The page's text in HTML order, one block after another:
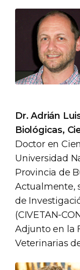
Dr. Adrián
Biológicas,
Doctor en
Universidad
Provincia de
Actualmente,
de
(CIVETAN-
Adjunto en la
Veterinarias